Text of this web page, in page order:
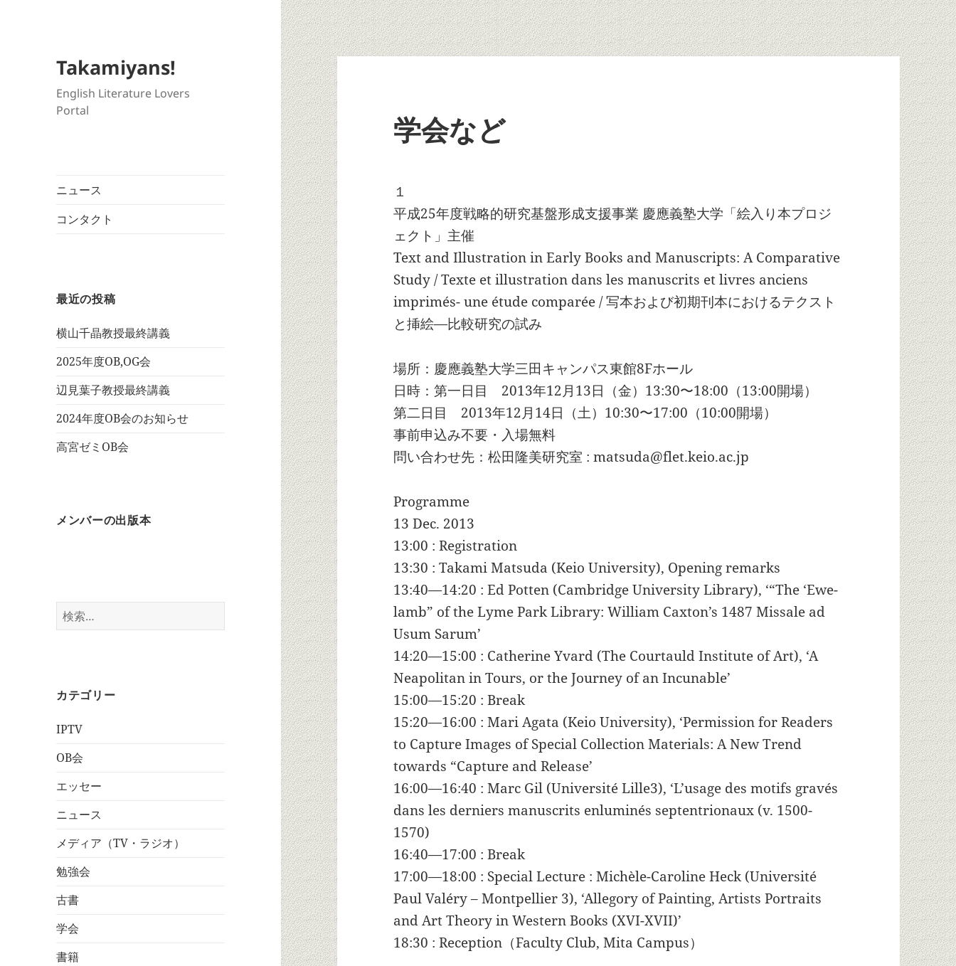
Takamiyans!
English Literature Lovers
Portal
ニュース
コンタクト
最近の投稿
横山千晶教授最終講義
2025年度OB,OG会
辺見葉子教授最終講義
2024年度OB会のお知らせ
高宮ゼミOB会
メンバーの出版本
検
索:
カテゴリー
IPTV
OB会
エッセー
ニュース
メディア（TV・ラジオ）
勉強会
古書
学会
書籍
学会など
１
平成25年度戦略的研究基盤形成支援事業 慶應義塾大学「絵入り本プロジ
ェクト」主催
Text and Illustration in Early Books and Manuscripts: A Comparative
Study / Texte et illustration dans les manuscrits et livres anciens
imprimés- une étude comparée / 写本および初期刊本におけるテクスト
と挿絵—比較研究の試み
場所：慶應義塾大学三田キャンパス東館8Fホール
日時：第一日目 2013年12月13日（金）13:30〜18:00（13:00開場）
第二日目 2013年12月14日（土）10:30〜17:00（10:00開場）
事前申込み不要・入場無料
問い合わせ先：松田隆美研究室 : matsuda@flet.keio.ac.jp
Programme
13 Dec. 2013
13:00 : Registration
13:30 : Takami Matsuda (Keio University), Opening remarks
13:40—14:20 : Ed Potten (Cambridge University Library), ‘“The ‘Ewe-
lamb” of the Lyme Park Library: William Caxton’s 1487 Missale ad
Usum Sarum’
14:20—15:00 : Catherine Yvard (The Courtauld Institute of Art), ‘A
Neapolitan in Tours, or the Journey of an Incunable’
15:00—15:20 : Break
15:20—16:00 : Mari Agata (Keio University), ‘Permission for Readers
to Capture Images of Special Collection Materials: A New Trend
towards “Capture and Release’
16:00—16:40 : Marc Gil (Université Lille3), ‘L’usage des motifs gravés
dans les derniers manuscrits enluminés septentrionaux (v. 1500-
1570)
16:40—17:00 : Break
17:00—18:00 : Special Lecture : Michèle-Caroline Heck (Université
Paul Valéry – Montpellier 3), ‘Allegory of Painting, Artists Portraits
and Art Theory in Western Books (XVI-XVII)’
18:30 : Reception（Faculty Club, Mita Campus）